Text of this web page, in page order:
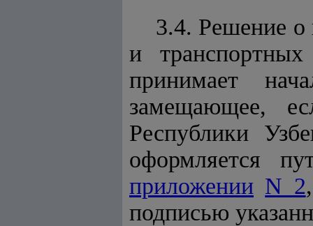
3.4. Решение о
и
принимает
замещающее,
Республики
оформляется
приложении N 2
подписью